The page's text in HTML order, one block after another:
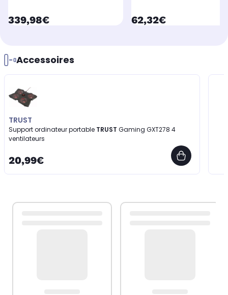
currentPrice
339,98€ currentPrice
62,32€
Accessoires
TRUST
Support ordinateur portable TRUST
ventilateurs
20,99€